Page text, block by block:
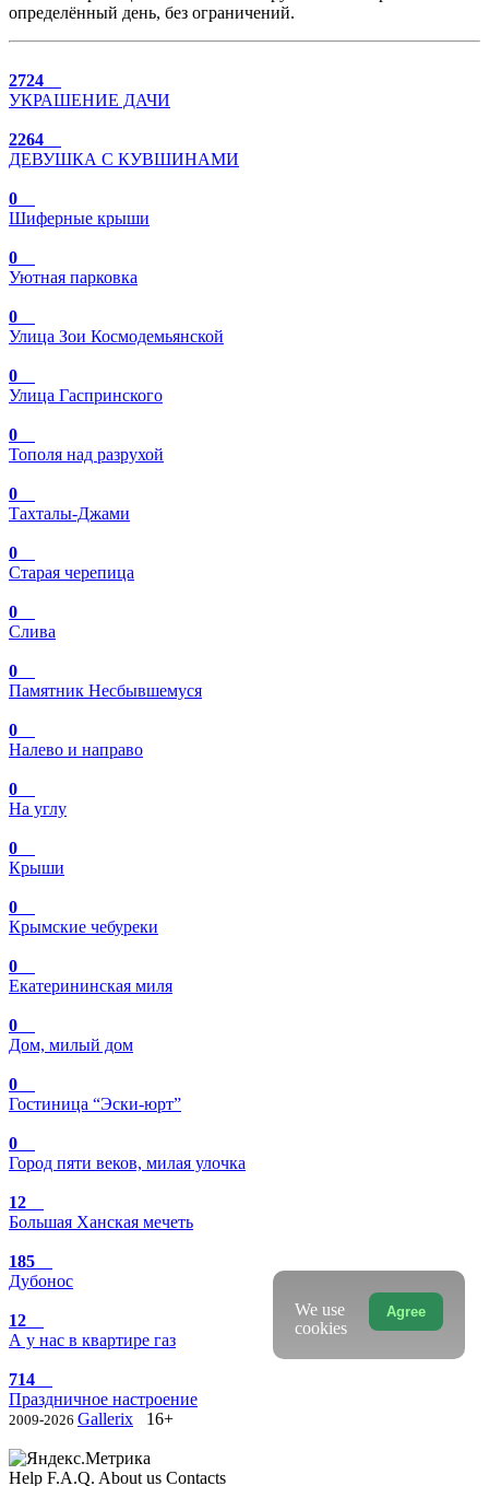
определённый день, без ограничений.
2724
УКРАШЕНИЕ ДАЧИ
2264
ДЕВУШКА С КУВШИНАМИ
0
Шиферные крыши
0
Уютная парковка
0
Улица Зои Космодемьянской
0
Улица Гаспринского
0
Тополя над разрухой
0
Тахталы-Джами
0
Старая черепица
0
Слива
0
Памятник Несбывшемуся
0
Налево и направо
0
На углу
0
Крыши
0
Крымские чебуреки
0
Екатерининская миля
0
Дом, милый дом
0
Гостиница “Эски-юрт”
0
Город пяти веков, милая улочка
12
Большая Ханская мечеть
185
Дубонос
12
А у нас в квартире газ
714
Праздничное настроение
2009-2026 Gallerix 16+
Help F.A.Q. About us Contacts
Agree
We use
cookies